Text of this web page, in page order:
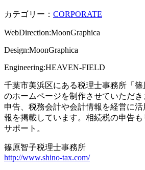
カテゴリー： CORPORATE
WebDirection:MoonGraphica
Design:MoonGraphica
Engineering:HEAVEN-FIELD
千葉市美浜区にある税理士事務所「篠
のホームページを制作させていただ
申告、税務会計や会計情報を経営に
報を掲載しています。相続税の申告
サポート。
篠原智子税理士事務所
http://www.shino-tax.com/